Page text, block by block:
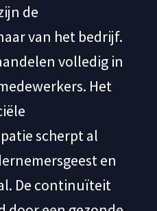
de
van het bedrijf.
volledig in
Het
scherpt al
en
De continuïteit